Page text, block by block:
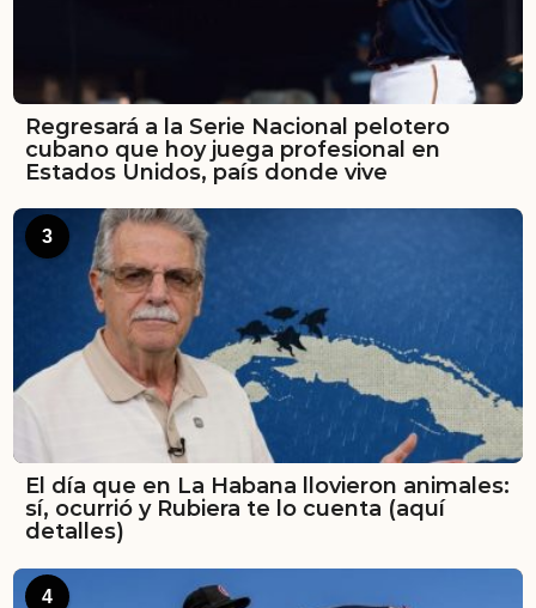
Regresará a la Serie Nacional pelotero
cubano que hoy juega profesional en
Estados Unidos, país donde vive
3
El día que en La Habana llovieron animales:
sí, ocurrió y Rubiera te lo cuenta (aquí
detalles)
4